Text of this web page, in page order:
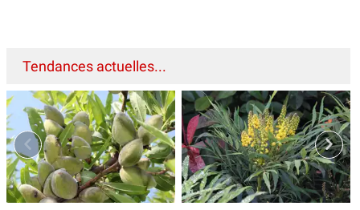
Tendances actuelles...